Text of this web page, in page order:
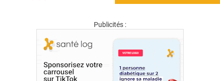
Publicités :